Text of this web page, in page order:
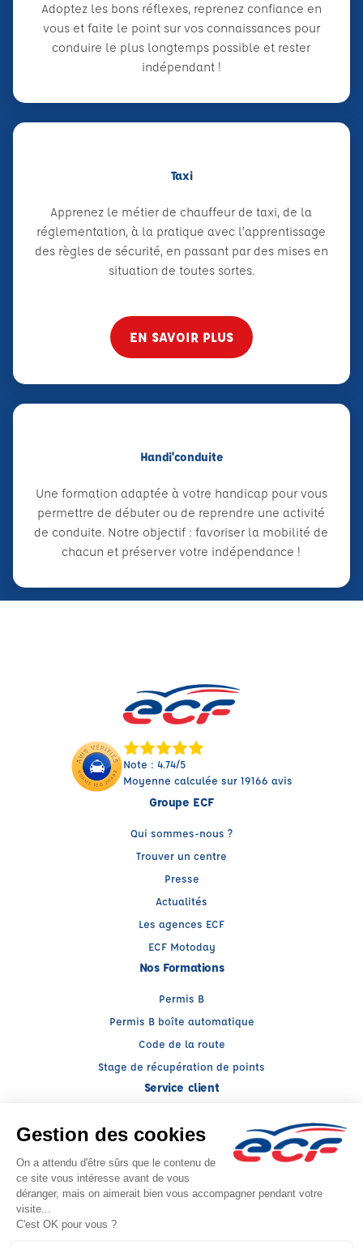
Adoptez les bons réflexes, reprenez confiance en
vous et faite le point sur vos connaissances pour
conduire le plus longtemps possible et rester
indépendant !
Taxi
Apprenez le métier de chauffeur de taxi, de la
réglementation, à la pratique avec l’apprentissage
des règles de sécurité, en passant par des mises en
situation de toutes sortes.
EN SAVOIR PLUS
Handi'conduite
Une formation adaptée à votre handicap pour vous
permettre de débuter ou de reprendre une activité
de conduite. Notre objectif : favoriser la mobilité de
chacun et préserver votre indépendance !
Note : 4.74/5
Moyenne calculée sur 19166 avis
Groupe ECF
Qui sommes-nous ?
Trouver un centre
Presse
Actualités
Les agences ECF
ECF Motoday
Nos Formations
Permis B
Permis B boîte automatique
Code de la route
Stage de récupération de points
Service client
My ECF
Conseils